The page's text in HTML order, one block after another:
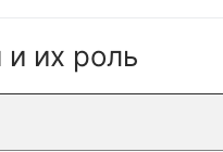
их роль